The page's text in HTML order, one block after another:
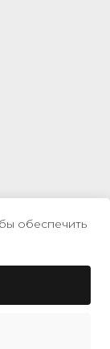
обеспечить